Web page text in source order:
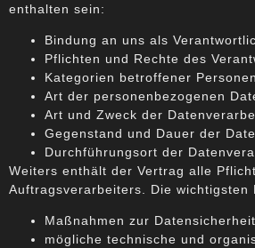
enthalten sein:
Bindung an uns als
Pflichten und Rechte des
Kategorien betroffener Personen
Art der personenbezogenen
Art und Zweck der
Gegenstand und Dauer der
Durchführungsort der
Weiters enthält der Vertrag alle
Auftragsverarbeiters. Die wichtigsten
Maßnahmen zur
mögliche technische und